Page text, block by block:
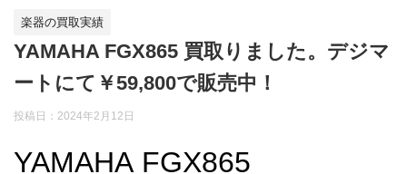
楽器の買取実績
YAMAHA FGX865 買取りました。デジマ
ートにて￥59,800で販売中！
投稿日：2024年2月12日
YAMAHA FGX865